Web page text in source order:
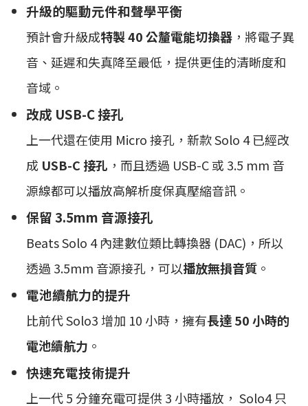
升級的驅動元件和聲學平衡
預計會升級成特製 40 公釐電能切換器 ，將電子異
音、延遲和失真降至最低，提供更佳的清晰度和
音域。
改成 USB-C 接孔
上一代還在使用 Micro 接孔，新款 Solo 4 已經改
成 USB-C 接孔 ，而且透過 USB-C 或 3.5 mm 音
源線都可以播放高解析度保真壓縮音訊。
保留 3.5mm 音源接孔
Beats Solo 4 內建數位類比轉換器 (DAC)，所以
透過 3.5mm 音源接孔，可以播放無損音質 。
電池續航力的提升
比前代 Solo3 增加 10 小時，擁有長達 50 小時的
電池續航力 。
快速充電技術提升
上一代 5 分鐘充電可提供 3 小時播放， Solo4 只